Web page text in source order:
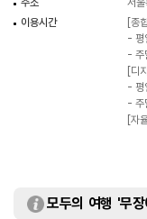
이용시간
[종
-
-
[디
-
-
[자
이용요금
무료
모두의 여행 '무